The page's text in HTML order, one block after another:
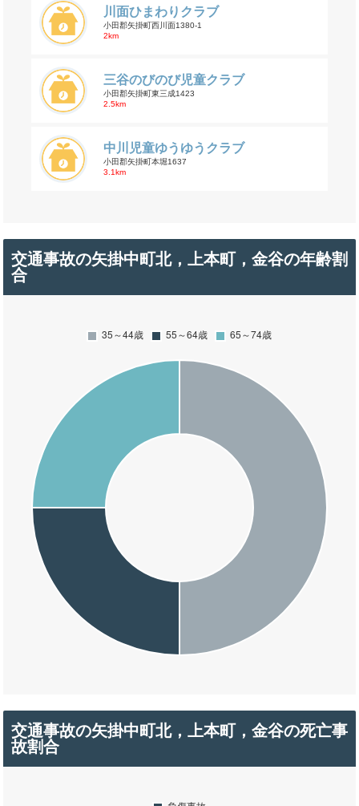
川面ひまわりクラブ
小田郡矢掛町西川面1380-1
2km
三谷のびのび児童クラブ
小田郡矢掛町東三成1423
2.5km
中川児童ゆうゆうクラブ
小田郡矢掛町本堀1637
3.1km
交通事故の矢掛中町北，上本町，金谷の年齢割
合
交通事故の矢掛中町北，上本町，金谷の死亡事
故割合